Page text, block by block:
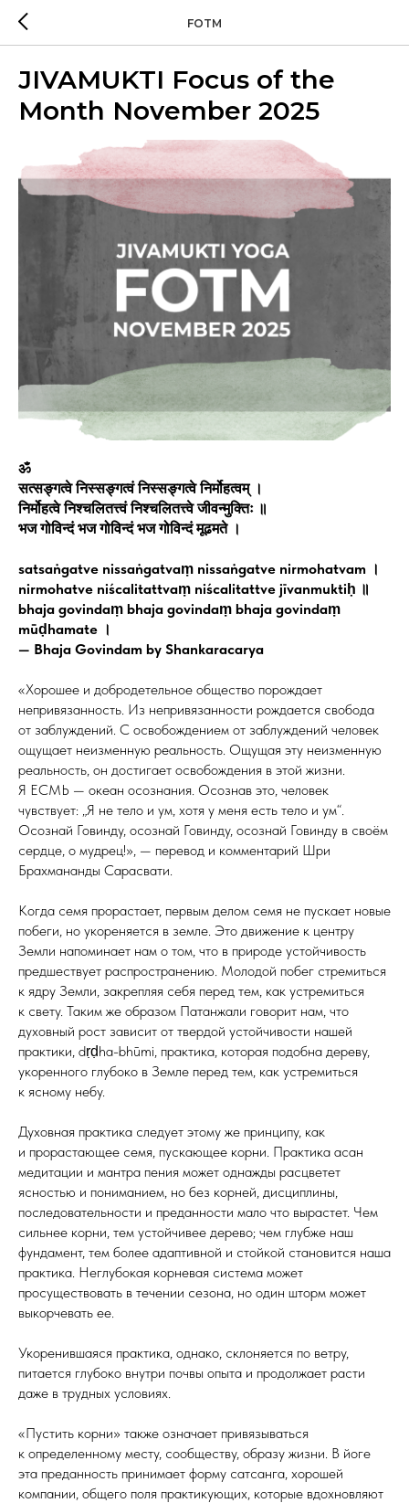
FOTM
JIVAMUKTI Focus of the
Month November 2025
ॐ
सत्सङ्गत्वे निस्सङ्गत्वं निस्सङ्गत्वे निर्मोहत्वम् ।
निर्मोहत्वे निश्चलितत्त्वं निश्चलितत्त्वे जीवन्मुक्तिः ॥
भज गोविन्दं भज गोविन्दं भज गोविन्दं मूढमते ।
satsaṅgatve nissaṅgatvaṃ nissaṅgatve nirmohatvam ।
nirmohatve niścalitattvaṃ niścalitattve jīvanmuktiḥ ॥
bhaja govindaṃ bhaja govindaṃ bhaja govindaṃ
mūḍhamate ।
— Bhaja Govindam by Shankaracarya
«Хорошее и добродетельное общество порождает
непривязанность. Из непривязанности рождается свобода
от заблуждений. С освобождением от заблуждений человек
ощущает неизменную реальность. Ощущая эту неизменную
реальность, он достигает освобождения в этой жизни.
Я ЕСМЬ — океан осознания. Осознав это, человек
чувствует: „Я не тело и ум, хотя у меня есть тело и ум“.
Осознай Говинду, осознай Говинду, осознай Говинду в своём
сердце, о мудрец!», — перевод и комментарий Шри
Брахмананды Сарасвати.
Когда семя прорастает, первым делом семя не пускает новые
побеги, но укореняется в земле. Это движение к центру
Земли напоминает нам о том, что в природе устойчивость
предшествует распространению. Молодой побег стремиться
к ядру Земли, закрепляя себя перед тем, как устремиться
к свету. Таким же образом Патанжали говорит нам, что
духовный рост зависит от твердой устойчивости нашей
практики, dṛḍha-bhūmi, практика, которая подобна дереву,
укоренного глубоко в Земле перед тем, как устремиться
к ясному небу.
Духовная практика следует этому же принципу, как
и прорастающее семя, пускающее корни. Практика асан
медитации и мантра пения может однажды расцветет
ясностью и пониманием, но без корней, дисциплины,
последовательности и преданности мало что вырастет. Чем
сильнее корни, тем устойчивее дерево; чем глубже наш
фундамент, тем более адаптивной и стойкой становится наша
практика. Неглубокая корневая система может
просуществовать в течении сезона, но один шторм может
выкорчевать ее.
Укоренившаяся практика, однако, склоняется по ветру,
питается глубоко внутри почвы опыта и продолжает расти
даже в трудных условиях.
«Пустить корни» также означает привязываться
к определенному месту, сообществу, образу жизни. В йоге
эта преданность принимает форму сатсанга, хорошей
компании, общего поля практикующих, которые вдохновляют